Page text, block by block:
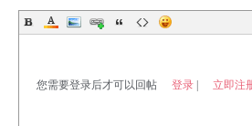
您需要登录后才可以回帖 登录 立即注